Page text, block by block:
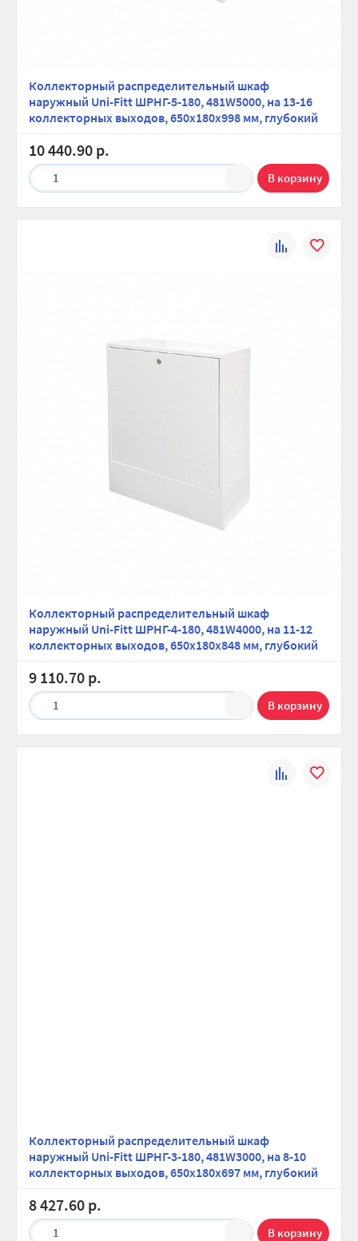
Коллекторный распределительный шкаф
наружный Uni-Fitt ШРНГ-5-180, 481W5000, на 13-16
коллекторных выходов, 650х180х998 мм, глубокий
10 440.90 р.
1
Коллекторный распределительный шкаф
наружный Uni-Fitt ШРНГ-4-180, 481W4000, на 11-12
коллекторных выходов, 650х180х848 мм, глубокий
9 110.70 р.
1
Коллекторный распределительный шкаф
наружный Uni-Fitt ШРНГ-3-180, 481W3000, на 8-10
коллекторных выходов, 650х180х697 мм, глубокий
8 427.60 р.
1